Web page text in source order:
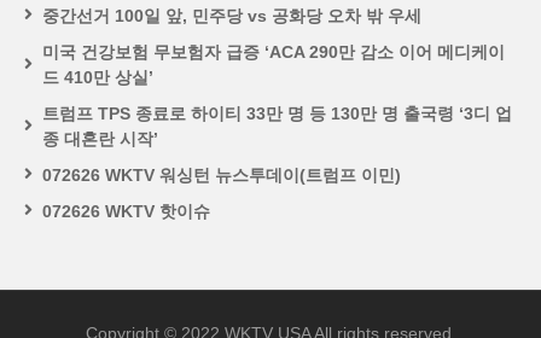
중간선거 100일 앞, 민주당 vs 공화당 오차 밖 우세
미국 건강보험 무보험자 급증 ‘ACA 290만 감소 이어 메디케이
드 410만 상실’
트럼프 TPS 종료로 하이티 33만 명 등 130만 명 출국령 ‘3디 업
종 대혼란 시작’
072626 WKTV 워싱턴 뉴스투데이(트럼프 이민)
072626 WKTV 핫이슈
Copyright © 2022 WKTV USA All rights reserved.